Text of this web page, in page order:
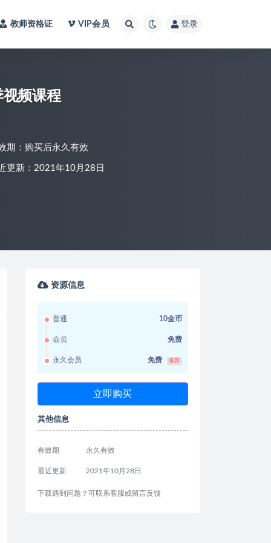
教师资格证 VIP会员 登录
频课程
期：购买后永久有效
更新：2021年10月28日
资源信息
普通 10金币
会员 免费
永久会员 免费 推荐
立即购买
其他信息
有效期 永久有效
最近更新 2021年10月28日
下载遇到问题？可联系客服或留言反馈